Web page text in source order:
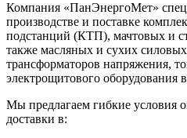
Компания «ПанЭнергоМет»
производстве и поставке
подстанций (КТП), мачтовых и
также масляных и сухих
трансформаторов напряжения,
электрощитового оборудования
Мы предлагаем гибкие условия
доставки в: